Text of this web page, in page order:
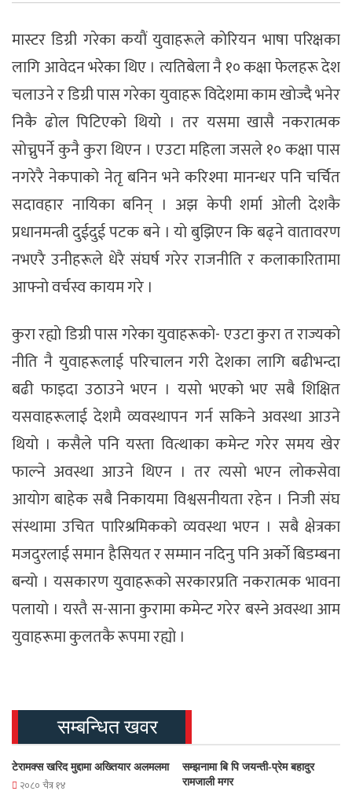
मास्टर डिग्री गरेका कयाैं युवाहरूले काेरियन भाषा परिक्षका
लागि आवेदन भरेका थिए । त्यतिबेला नै १० कक्षा फेलहरू देश
चलाउने र डिग्री पास गरेका युवाहरू विदेशमा काम खाेज्दै भनेर
निकै ढाेल पिटिएकाे थियाे । तर यसमा खासै नकरात्मक
साेच्नुपर्ने कुनै कुरा थिएन । एउटा महिला जसले १० कक्षा पास
नगरेरै नेकपाकाे नेतृ बनिन भने करिश्मा मानन्धर पनि चर्चित
सदावहार नायिका बनिन् । अझ केपी शर्मा ओली देशकै
प्रधानमन्त्री दुईदुई पटक बने । याे बुझिएन कि बढ्ने वातावरण
नभएरै उनीहरूले धेरै संघर्ष गरेर राजनीति र कलाकारितामा
आफ्नाे वर्चस्व कायम गरे ।
कुरा रह्याे डिग्री पास गरेका युवाहरूकाे- एउटा कुरा त राज्यकाे
नीति नै युवाहरूलाई परिचालन गरी देशका लागि बढीभन्दा
बढी फाइदा उठाउने भएन । यसाे भएकाे भए सबै शिक्षित
यसवाहरूलाई देशमै व्यवस्थापन गर्न सकिने अवस्था आउने
थियाे । कसैले पनि यस्ता वित्थाका कमेन्ट गरेर समय खेर
फाल्ने अवस्था आउने थिएन । तर त्यसाे भएन लाेकसेवा
आयाेग बाहेक सबै निकायमा विश्वसनीयता रहेन । निजी संघ
संस्थामा उचित पारिश्रमिककाे व्यवस्था भएन । सबै क्षेत्रका
मजदुरलाई समान हैसियत र सम्मान नदिनु पनि अर्काे बिडम्बना
बन्याे । यसकारण युवाहरूकाे सरकारप्रति नकरात्मक भावना
पलायाे । यस्तै स-साना कुरामा कमेन्ट गरेर बस्ने अवस्था आम
युवाहरूमा कुलतकै रूपमा रह्याे ।
सम्बन्धित खवर
टेरामक्स खरिद मुद्दामा अख्तियार अलमलमा
२०८० चैत्र १४
सम्झनामा बि पि जयन्ती-प्रेम बहादुर
रामजाली मगर